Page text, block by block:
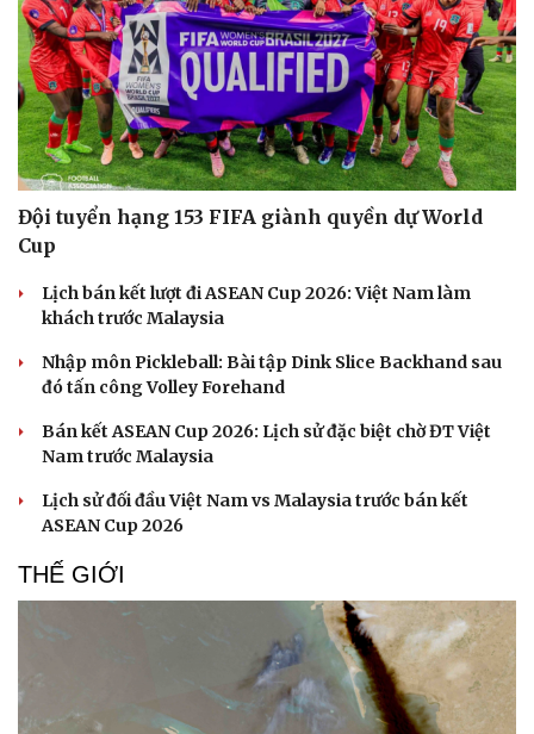
Cải chính
Đội tuyển hạng 153 FIFA giành quyền dự World
Cup
Lịch bán kết lượt đi ASEAN Cup 2026: Việt Nam làm
khách trước Malaysia
Nhập môn Pickleball: Bài tập Dink Slice Backhand sau
đó tấn công Volley Forehand
Bán kết ASEAN Cup 2026: Lịch sử đặc biệt chờ ĐT Việt
Nam trước Malaysia
Lịch sử đối đầu Việt Nam vs Malaysia trước bán kết
ASEAN Cup 2026
THẾ GIỚI